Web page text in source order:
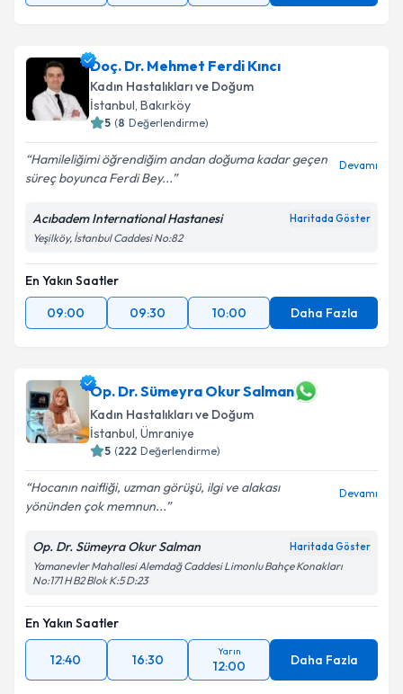
Doç. Dr. Mehmet Ferdi Kıncı
Kadın Hastalıkları ve Doğum
İstanbul, Bakırköy
5 (8 Değerlendirme)
Hamileliğimi öğrendiğim andan doğuma kadar geçen
süreç boyunca Ferdi Bey...
Devamı
Acıbadem International Hastanesi Haritada Göster
Yeşilköy, İstanbul Caddesi No:82
En Yakın Saatler
09:00
09:30 10:00 Daha Fazla
Op. Dr. Sümeyra Okur Salman
Kadın Hastalıkları ve Doğum
İstanbul, Ümraniye
5 (222 Değerlendirme)
Hocanın naifliği, uzman görüşü, ilgi ve alakası
yönünden çok memnun...
Devamı
Op. Dr. Sümeyra Okur Salman Haritada Göster
Yamanevler Mahallesi Alemdağ Caddesi Limonlu Bahçe Konakları
No:171 H B2 Blok K:5 D:23
En Yakın Saatler
12:40 16:30
Yarın
12:00 Daha Fazla